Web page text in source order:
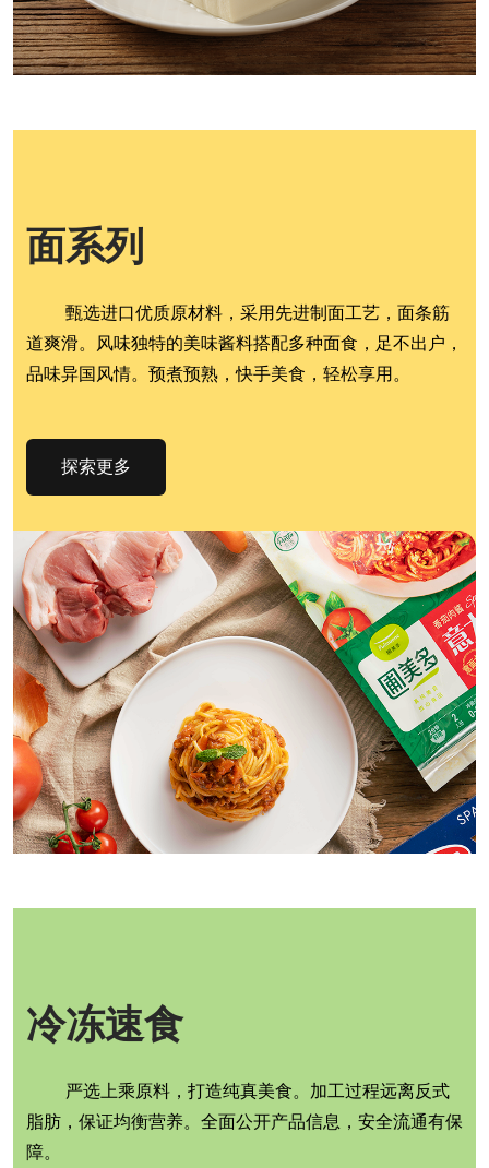
面系列
甄选进口优质原材料，采用先进制面工艺，面条筋
道爽滑。风味独特的美味酱料搭配多种面食，足不出户，
品味异国风情。预煮预熟，快手美食，轻松享用。
探索更多
冷冻速食
严选上乘原料，打造纯真美食。加工过程远离反式
脂肪，保证均衡营养。全面公开产品信息，安全流通有保
障。